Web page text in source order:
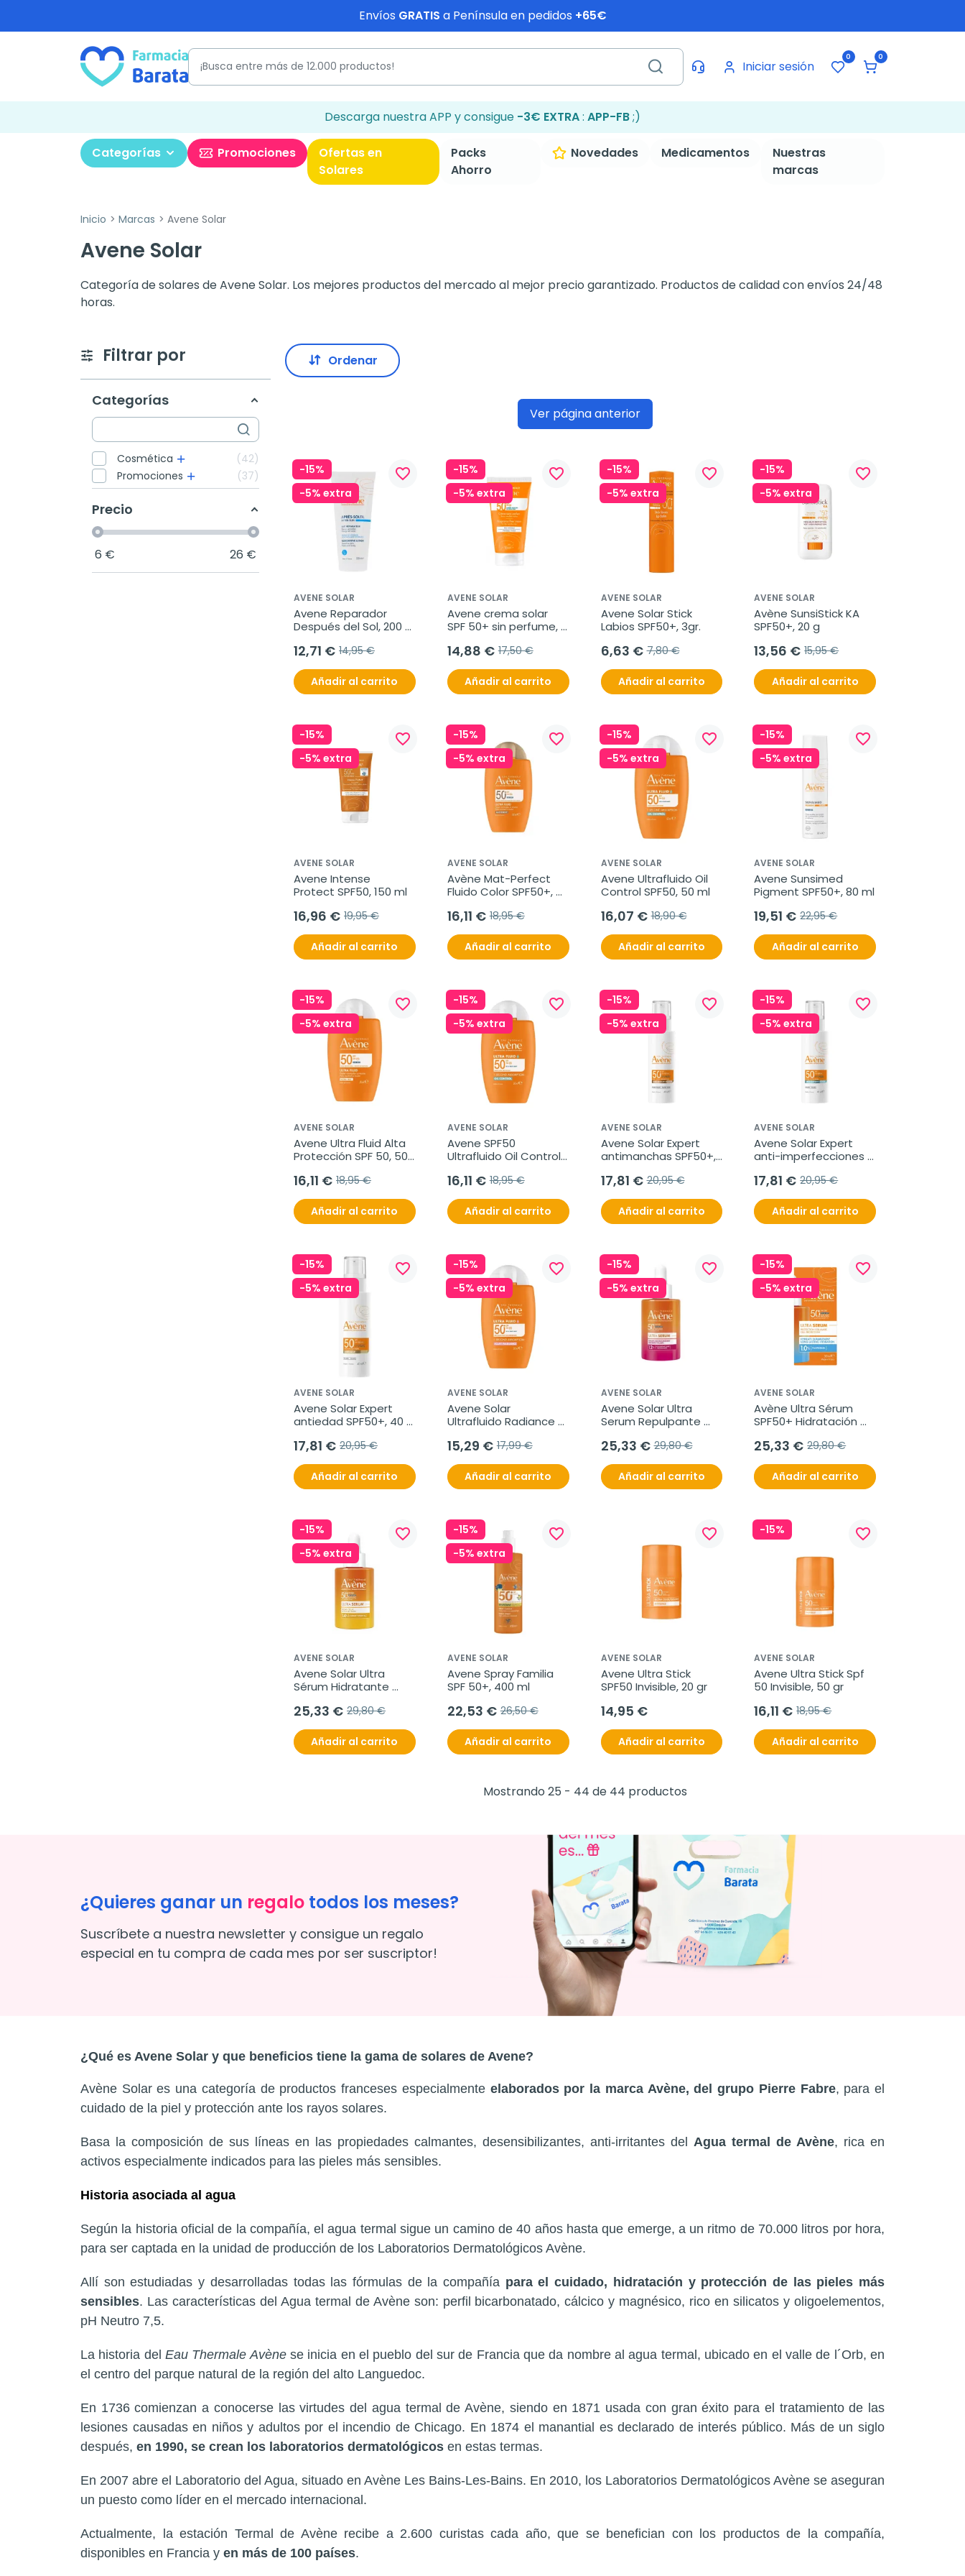
Envíos GRATIS a Península en pedidos +65€
Iniciar sesión
0 0
Descarga nuestra APP y consigue -3€ EXTRA: APP-FB;)
Categorías Promociones
Ofertas en
Solares
Packs
Ahorro
Novedades Medicamentos
Nuestras
marcas
Inicio Marcas Avene Solar
Avene Solar
Categoría de solares de Avene Solar. Los mejores productos del mercado al mejor precio garantizado. Productos de calidad con envíos 24/48
horas.
Filtrar por
Categorías
Cosmética
42
Promociones
37
Precio
6 € 26 €
Ordenar
Ver página anterior
-15%
-5% extra
favorite_border
AVENE SOLAR
Avene Reparador
Después del Sol, 200
12,71 € 14,95 €
Añadir al carrito
-15%
-5% extra
favorite_border
AVENE SOLAR
Avene crema solar
SPF 50+ sin perfume,
14,88 € 17,50 €
Añadir al carrito
-15%
-5% extra
favorite_border
AVENE SOLAR
Avene Solar Stick
Labios SPF50+, 3gr.
6,63 € 7,80 €
Añadir al carrito
-15%
-5% extra
favorite_border
AVENE SOLAR
Avène SunsiStick KA
SPF50+, 20 g
13,56 € 15,95 €
Añadir al carrito
-15%
-5% extra
favorite_border
AVENE SOLAR
Avene Intense
Protect SPF50, 150 ml
16,96 € 19,95 €
Añadir al carrito
-15%
-5% extra
favorite_border
AVENE SOLAR
Avène Mat-Perfect
Fluido Color SPF50+,
16,11 € 18,95 €
Añadir al carrito
-15%
-5% extra
favorite_border
AVENE SOLAR
Avene Ultrafluido Oil
Control SPF50, 50 ml
16,07 € 18,90 €
Añadir al carrito
-15%
-5% extra
favorite_border
AVENE SOLAR
Avene Sunsimed
Pigment SPF50+, 80 ml
19,51 € 22,95 €
Añadir al carrito
-15%
-5% extra
favorite_border
AVENE SOLAR
Avene Ultra Fluid Alta
Protección SPF 50, 50
16,11 € 18,95 €
Añadir al carrito
-15%
-5% extra
favorite_border
AVENE SOLAR
Avene SPF50
Ultrafluido Oil Control,
16,11 € 18,95 €
Añadir al carrito
-15%
-5% extra
favorite_border
AVENE SOLAR
Avene Solar Expert
antimanchas SPF50+,
17,81 € 20,95 €
Añadir al carrito
-15%
-5% extra
favorite_border
AVENE SOLAR
Avene Solar Expert
anti-imperfecciones
17,81 € 20,95 €
Añadir al carrito
-15%
-5% extra
favorite_border
AVENE SOLAR
Avene Solar Expert
antiedad SPF50+, 40
17,81 € 20,95 €
Añadir al carrito
-15%
-5% extra
favorite_border
AVENE SOLAR
Avene Solar
Ultrafluido Radiance
15,29 € 17,99 €
Añadir al carrito
-15%
-5% extra
favorite_border
AVENE SOLAR
Avene Solar Ultra
Serum Repulpante
25,33 € 29,80 €
Añadir al carrito
-15%
-5% extra
favorite_border
AVENE SOLAR
Avène Ultra Sérum
SPF50+ Hidratación
25,33 € 29,80 €
Añadir al carrito
-15%
-5% extra
favorite_border
AVENE SOLAR
Avene Solar Ultra
Sérum Hidratante
25,33 € 29,80 €
Añadir al carrito
-15%
-5% extra
favorite_border
AVENE SOLAR
Avene Spray Familia
SPF 50+, 400 ml
22,53 € 26,50 €
Añadir al carrito
favorite_border
AVENE SOLAR
Avene Ultra Stick
SPF50 Invisible, 20 gr
14,95 €
Añadir al carrito
-15% favorite_border
AVENE SOLAR
Avene Ultra Stick Spf
50 Invisible, 50 gr
16,11 € 18,95 €
Añadir al carrito
Mostrando 25 - 44 de 44 productos
¿Quieres ganar un regalo todos los meses?
Suscríbete a nuestra newsletter y consigue un regalo
especial en tu compra de cada mes por ser suscriptor!
¿Qué es Avene Solar y que beneficios tiene la gama de solares de Avene?
Avène Solar es una categoría de productos franceses especialmente elaborados por la marca Avène, del grupo Pierre Fabre, para el
cuidado de la piel y protección ante los rayos solares.
Basa la composición de sus líneas en las propiedades calmantes, desensibilizantes, anti-irritantes del Agua termal de Avène, rica en
activos especialmente indicados para las pieles más sensibles.
Historia asociada al agua
Según la historia oficial de la compañía, el agua termal sigue un camino de 40 años hasta que emerge, a un ritmo de 70.000 litros por hora,
para ser captada en la unidad de producción de los Laboratorios Dermatológicos Avène.
Allí son estudiadas y desarrolladas todas las fórmulas de la compañía para el cuidado, hidratación y protección de las pieles más
sensibles. Las características del Agua termal de Avène son: perfil bicarbonatado, cálcico y magnésico, rico en silicatos y oligoelementos,
pH Neutro 7,5.
La historia del Eau Thermale Avène se inicia en el pueblo del sur de Francia que da nombre al agua termal, ubicado en el valle de l´Orb, en
el centro del parque natural de la región del alto Languedoc.
En 1736 comienzan a conocerse las virtudes del agua termal de Avène, siendo en 1871 usada con gran éxito para el tratamiento de las
lesiones causadas en niños y adultos por el incendio de Chicago. En 1874 el manantial es declarado de interés público. Más de un siglo
después, en 1990, se crean los laboratorios dermatológicos en estas termas.
En 2007 abre el Laboratorio del Agua, situado en Avène Les Bains-Les-Bains. En 2010, los Laboratorios Dermatológicos Avène se aseguran
un puesto como líder en el mercado internacional.
Actualmente, la estación Termal de Avène recibe a 2.600 curistas cada año, que se benefician con los productos de la compañía,
disponibles en Francia y en más de 100 países.